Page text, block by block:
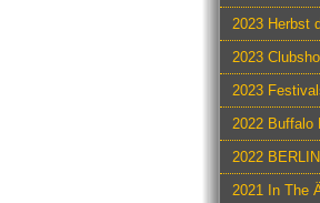
2023 Herbst
2023
2023
2022 Buffalo
2022
2021 In The